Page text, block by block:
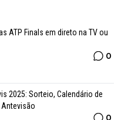
ATP Finals em direto na TV ou
0
2025: Sorteio, Calendário de
0